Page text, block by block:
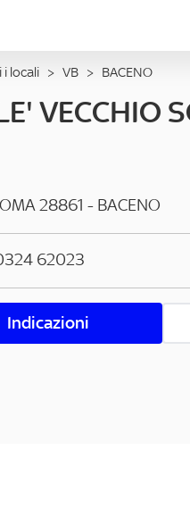
locali > VB > BACENO
VECCHIO
28861 - BACENO
62023
Indicazioni